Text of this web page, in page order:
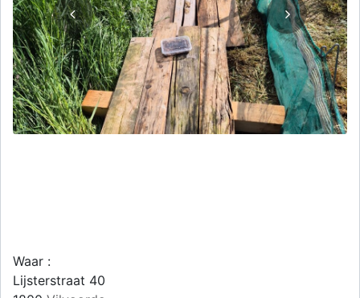
Waar :
Lijsterstraat 40